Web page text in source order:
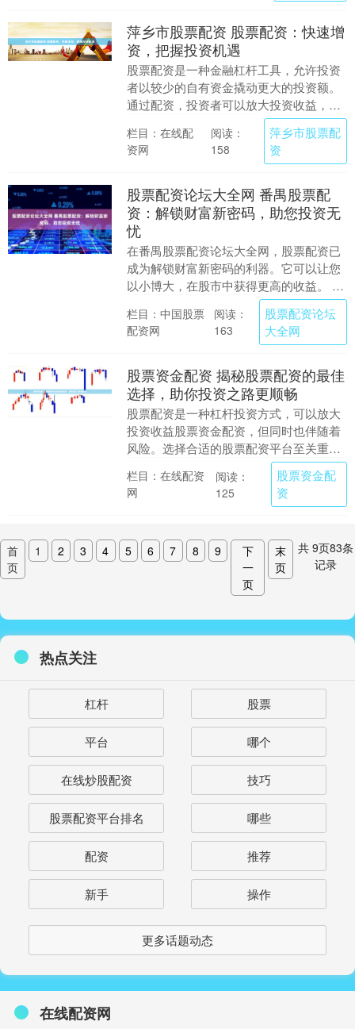
萍乡市股票配资 股票配资：快速增
资，把握投资机遇
股票配资是一种金融杠杆工具，允许投资
者以较少的自有资金撬动更大的投资额。
通过配资，投资者可以放大投资收益，把
握市场机遇。 配资的优势在于放大收益。
例如，投资者拥....
栏目：在线配
资网
阅读：
158
萍乡市股票配
资
股票配资论坛大全网 番禺股票配
资：解锁财富新密码，助您投资无
忧
在番禺股票配资论坛大全网，股票配资已
成为解锁财富新密码的利器。它可以让您
以小博大，在股市中获得更高的收益。 *
**放大资金：**获得比自身资金更多的资
金，增加....
栏目：中国股票
配资网
阅读：
163
股票配资论坛
大全网
股票资金配资 揭秘股票配资的最佳
选择，助你投资之路更顺畅
股票配资是一种杠杆投资方式，可以放大
投资收益股票资金配资，但同时也伴随着
风险。选择合适的股票配资平台至关重
要，它将直接影响你的投资体验和收益。
香港配资炒股的杠....
栏目：在线配资
网
阅读：
125
股票资金配
资
首
页
1 2 3 4 5 6 7 8 9
下
一
页
末
页
共9页83条
记录
热点关注
杠杆 股票
平台 哪个
在线炒股配资 技巧
股票配资平台排名 哪些
配资 推荐
新手 操作
更多话题动态
在线配资网